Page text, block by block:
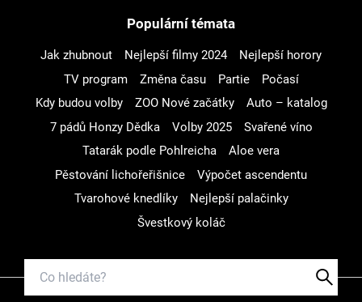
Populární témata
Jak zhubnout Nejlepší filmy 2024
Nejlepší horory
TV program
Změna času Partie
Počasí
Kdy budou volby
ZOO Nové začátky
Auto – katalog
7 pádů Honzy Dědka
Volby 2025
Svařené víno
Tatarák podle Pohlreicha
Aloe vera
Pěstování lichořeřišnice
Výpočet ascendentu
Tvarohové knedlíky
Nejlepší palačinky
Švestkový koláč